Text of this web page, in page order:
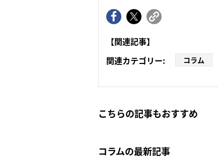
【関連記事】
関連カテゴリー:
コラム
こちらの記事もおすすめ
コラムの最新記事